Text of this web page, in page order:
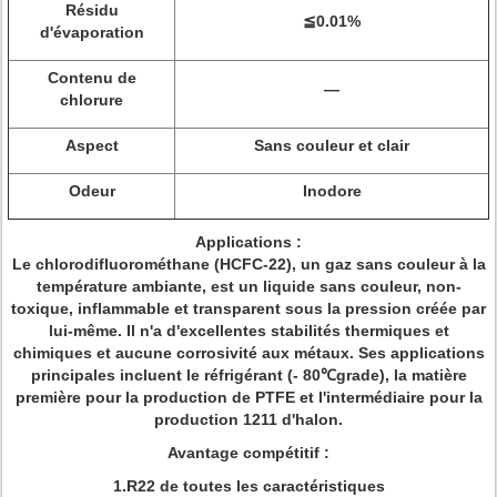
Résidu
d'évaporation
≦0.01%
Contenu de
chlorure
—
Aspect Sans couleur et clair
Odeur Inodore
Applications :
Le chlorodifluorométhane (HCFC-22), un gaz sans couleur à la
température ambiante, est un liquide sans couleur, non-
toxique, inflammable et transparent sous la pression créée par
lui-même. Il n'a d'excellentes stabilités thermiques et
chimiques et aucune corrosivité aux métaux. Ses applications
principales incluent le réfrigérant (- 80℃grade), la matière
première pour la production de PTFE et l'intermédiaire pour la
production 1211 d'halon.
Avantage compétitif :
1.R22 de toutes les caractéristiques